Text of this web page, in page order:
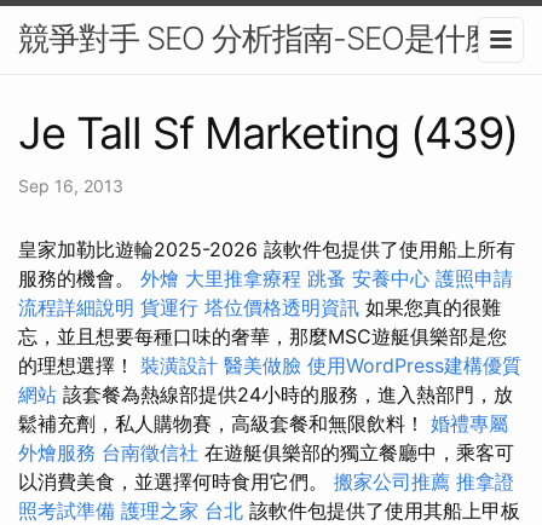
競爭對手 SEO 分析指南-SEO是什麼
Je Tall Sf Marketing (439)
Sep 16, 2013
皇家加勒比遊輪2025-2026 該軟件包提供了使用船上所有
服務的機會。 外燴 大里推拿療程 跳蚤 安養中心 護照申請
流程詳細說明 貨運行 塔位價格透明資訊 如果您真的很難
忘，並且想要每種口味的奢華，那麼MSC遊艇俱樂部是您
的理想選擇！ 裝潢設計 醫美做臉 使用WordPress建構優質
網站 該套餐為熱線部提供24小時的服務，進入熱部門，放
鬆補充劑，私人購物賽，高級套餐和無限飲料！ 婚禮專屬
外燴服務 台南徵信社 在遊艇俱樂部的獨立餐廳中，乘客可
以消費美食，並選擇何時食用它們。 搬家公司推薦 推拿證
照考試準備 護理之家 台北 該軟件包提供了使用其船上甲板